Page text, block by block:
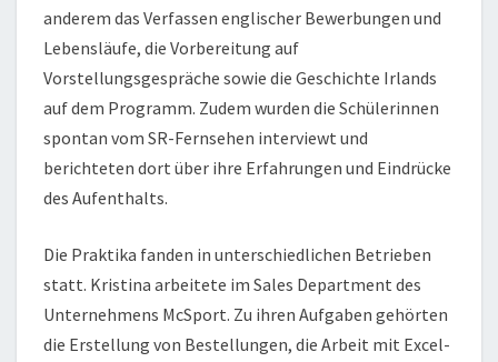
anderem das Verfassen englischer Bewerbungen und
Lebensläufe, die Vorbereitung auf
Vorstellungsgespräche sowie die Geschichte Irlands
auf dem Programm. Zudem wurden die Schülerinnen
spontan vom SR-Fernsehen interviewt und
berichteten dort über ihre Erfahrungen und Eindrücke
des Aufenthalts.
Die Praktika fanden in unterschiedlichen Betrieben
statt. Kristina arbeitete im Sales Department des
Unternehmens McSport. Zu ihren Aufgaben gehörten
die Erstellung von Bestellungen, die Arbeit mit Excel-